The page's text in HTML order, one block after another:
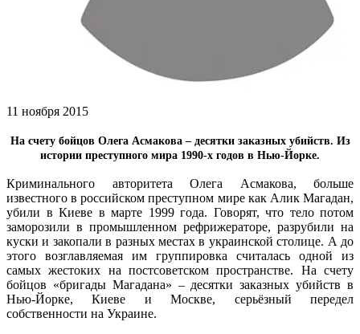
11 ноября 2015
На счету бойцов Олега Асмакова – десятки заказных убийств. Из
истории преступного мира 1990-х годов в Нью-Йорке.
Криминального авторитета Олега Асмакова, больше
известного в российском преступном мире как Алик Магадан,
убили в Киеве в марте 1999 года. Говорят, что тело потом
заморозили в промышленном рефрижераторе, разрубили на
куски и закопали в разных местах в украинской столице. А до
этого возглавляемая им группировка считалась одной из
самых жестоких на постсоветском пространстве. На счету
бойцов «бригады Магадана» – десятки заказных убийств в
Нью-Йорке, Киеве и Москве, серьёзный передел
собственности на Украине.